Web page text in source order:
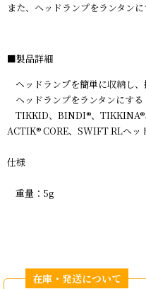
また、ヘッドランプをランタンに
■製品詳細
ヘッドランプを簡単に収納し、
ヘッドランプをランタンにする
TIKKID、BINDI®、TIKKINA®
ACTIK® CORE、SWIFT RLヘッ
仕様
重量：5g